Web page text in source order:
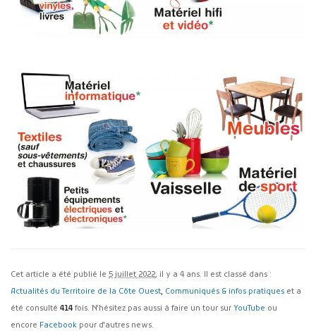
Cet article a été publié le 5 juillet 2022, il y a 4 ans. Il est classé dans :
Actualités du Territoire de la Côte Ouest, Communiqués & infos pratiques et a
été consulté 414 fois. N'hésitez pas aussi à faire un tour sur YouTube ou
encore Facebook pour d'autres news.